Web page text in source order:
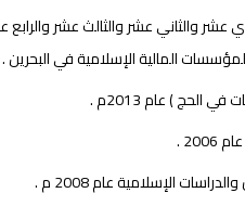
) عام 2013م .
.
الإسلامية عام 2008 م .